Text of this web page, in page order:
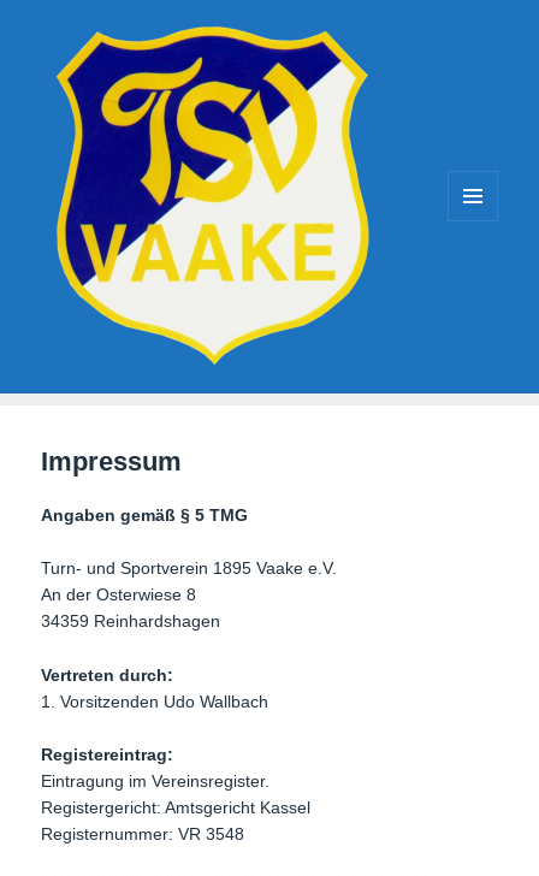
TSV-Vaake
Impressum
Angaben gemäß § 5 TMG
Turn- und Sportverein 1895 Vaake e.V.
An der Osterwiese 8
34359 Reinhardshagen
Vertreten durch:
1. Vorsitzenden Udo Wallbach
Registereintrag:
Eintragung im Vereinsregister.
Registergericht: Amtsgericht Kassel
Registernummer: VR 3548